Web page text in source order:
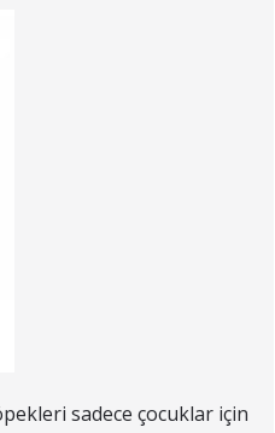
sadece çocuklar için